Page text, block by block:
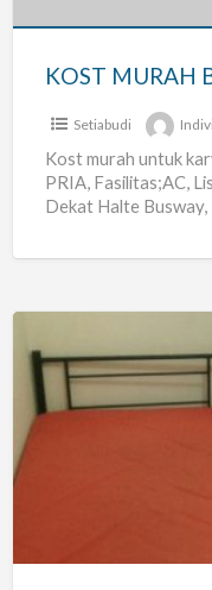
Setiabudi
Kost murah untuk
PRIA, Fasilitas;AC,
Dekat Halte Busway,
Kost
Putra/Pria
Pangkalan
Asem
Murah